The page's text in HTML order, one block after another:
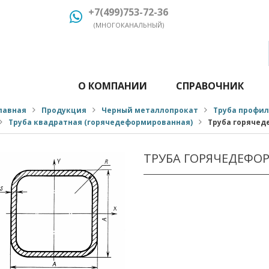
+7(499)753-72-36
(МНОГОКАНАЛЬНЫЙ)
О КОМПАНИИ СПРАВОЧНИК
Продукция Черный металлопрокат
Труба
Труба квадратная (горячедеформированная)
Труба
ТРУБА